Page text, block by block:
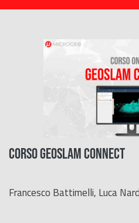
CORSO GeoSLAM Connect
Francesco Battimelli, Luca